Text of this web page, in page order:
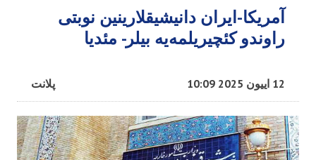
آمریکا-ایران دانیشیقلارینین نوبتی
راوندو کئچیریلمه‌یه بیلر- مئدیا
پلانت 12 اییون 2025 10:09